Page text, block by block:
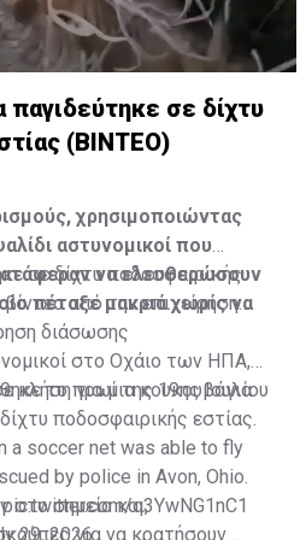
σε δίχτυ
(ΒΙΝΤΕΟ)
χρησιμοποιώντας
αστυνομικοί που
να ελευθερώσουν
πέταξε μακριά χωρίς να
σε δίχτυ ποδοσφαιρικής
από την επιχείρηση
διάσωσης
στο Οχάιο των ΗΠΑ,
κλήση για μια κουκουβάγια
ποδοσφαιρικής εστίας.
το πρωί της 19ης Ιουλίου
a soccer net was able to fly
by police in Avon, Ohio.
pic.twitter.com/q3YwNG1nC1
29, 2026
στο σημείο και,
για να κρατήσουν